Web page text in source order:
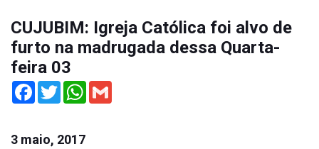
CUJUBIM: Igreja Católica foi alvo de
furto na madrugada dessa Quarta-
feira 03
Facebook
TwitterWhatsApp
3 maio, 2017